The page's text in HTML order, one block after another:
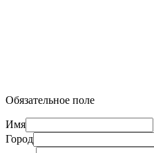
Обязательное поле
Имя
Город